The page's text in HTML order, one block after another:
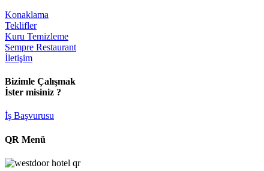
Konaklama
Teklifler
Kuru Temizleme
Sempre Restaurant
İletişim
Bizimle Çalışmak
İster misiniz ?
İş Başvurusu
QR Menü